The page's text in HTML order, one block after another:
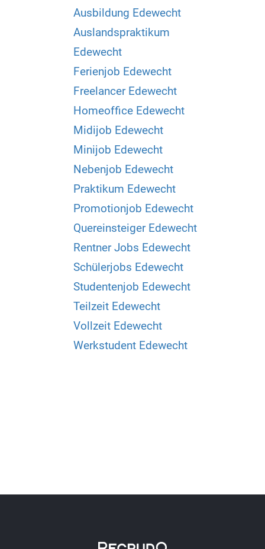
Ausbildung Edewecht
Auslandspraktikum
Edewecht
Ferienjob Edewecht
Freelancer Edewecht
Homeoffice Edewecht
Midijob Edewecht
Minijob Edewecht
Nebenjob Edewecht
Praktikum Edewecht
Promotionjob Edewecht
Quereinsteiger Edewecht
Rentner Jobs Edewecht
Schülerjobs Edewecht
Studentenjob Edewecht
Teilzeit Edewecht
Vollzeit Edewecht
Werkstudent Edewecht